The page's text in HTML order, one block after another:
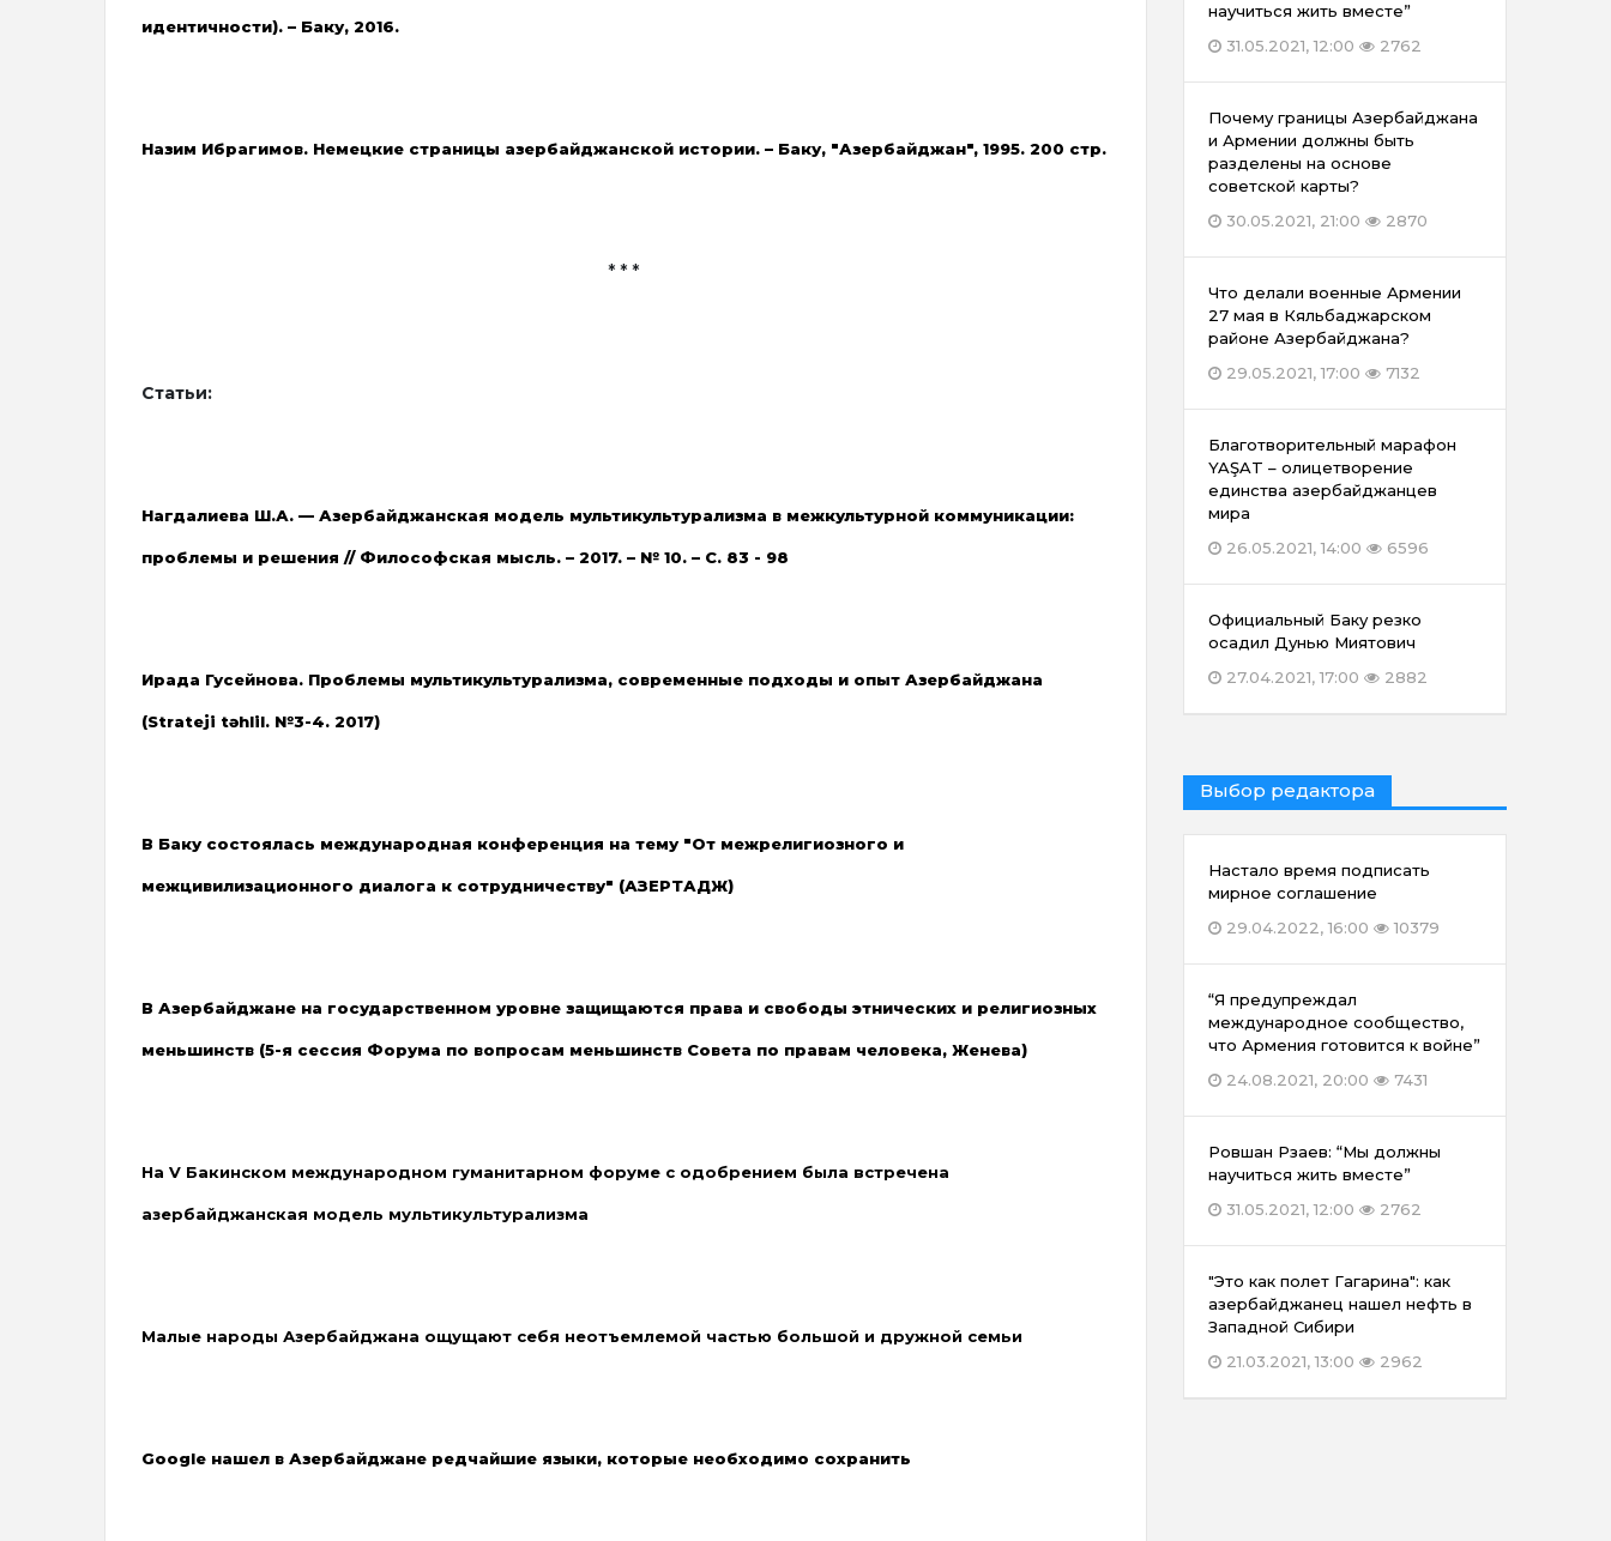
идентичности). – Баку, 2016.
Назим Ибрагимов. Немецкие страницы азербайджанской истории. – Баку, "Азербайджан", 1995. 200 стр.
* * *
Статьи:
Нагдалиева Ш.А. — Азербайджанская модель мультикультурализма в межкультурной коммуникации:
проблемы и решения // Философская мысль. – 2017. – № 10. – С. 83 - 98
Ирада Гусейнова. Проблемы мультикультурализма, современные подходы и опыт Азербайджана
(Strateji təhlil. №3-4. 2017)
В Баку состоялась международная конференция на тему "От межрелигиозного и
межцивилизационного диалога к сотрудничеству" (АЗЕРТАДЖ)
В Азербайджане на государственном уровне защищаются права и свободы этнических и религиозных
меньшинств (5-я сессия Форума по вопросам меньшинств Совета по правам человека, Женева)
На V Бакинском международном гуманитарном форуме с одобрением была встречена
азербайджанская модель мультикультурализма
Малые народы Азербайджана ощущают себя неотъемлемой частью большой и дружной семьи
Google нашел в Азербайджане редчайшие языки, которые необходимо сохранить
научиться жить вместе”
31.05.2021, 12:00
2762
Почему границы Азербайджана
и Армении должны быть
разделены на основе
советской карты?
30.05.2021, 21:00
2870
Что делали военные Армении
27 мая в Кяльбаджарском
районе Азербайджана?
29.05.2021, 17:00
7132
Благотворительный марафон
YAŞAT – олицетворение
единства азербайджанцев
мира
26.05.2021, 14:00
6596
Официальный Баку резко
осадил Дунью Миятович
27.04.2021, 17:00
2882
Выбор редактора
Настало время подписать
мирное соглашение
29.04.2022, 16:00
10379
“Я предупреждал
международное сообщество,
что Армения готовится к войне”
24.08.2021, 20:00
7431
Ровшан Рзаев: “Мы должны
научиться жить вместе”
31.05.2021, 12:00
2762
"Это как полет Гагарина": как
азербайджанец нашел нефть в
Западной Сибири
21.03.2021, 13:00
2962